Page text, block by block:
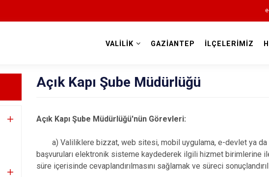
VALİLİK GAZİANTEP İLÇELERİMİZ
Açık Kapı Şube Müdürlüğü
Açık Kapı Şube Müdürlüğü'nün Görevleri:
a) Valiliklere bizzat, web sitesi, mobil uygulama, e-devlet ya da
başvuruları elektronik sisteme kaydederek ilgili hizmet birimlerine
süre içerisinde cevaplandırılmasını sağlamak ve süreci